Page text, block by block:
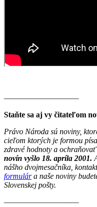
———————–——
Staňte sa aj vy čitateľom
Právo Národa sú noviny,
cieľom ktorých je formou
zdravé hodnoty a
novín vyšlo 18. apríla 2001.
nášho dvojmesačníka,
formulára naše noviny
Slovenskej pošty.
————————–—